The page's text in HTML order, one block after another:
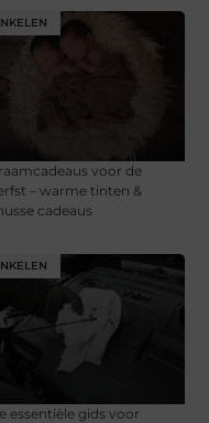
voor de
– warme tinten &
cadeaus
essentiële gids voor